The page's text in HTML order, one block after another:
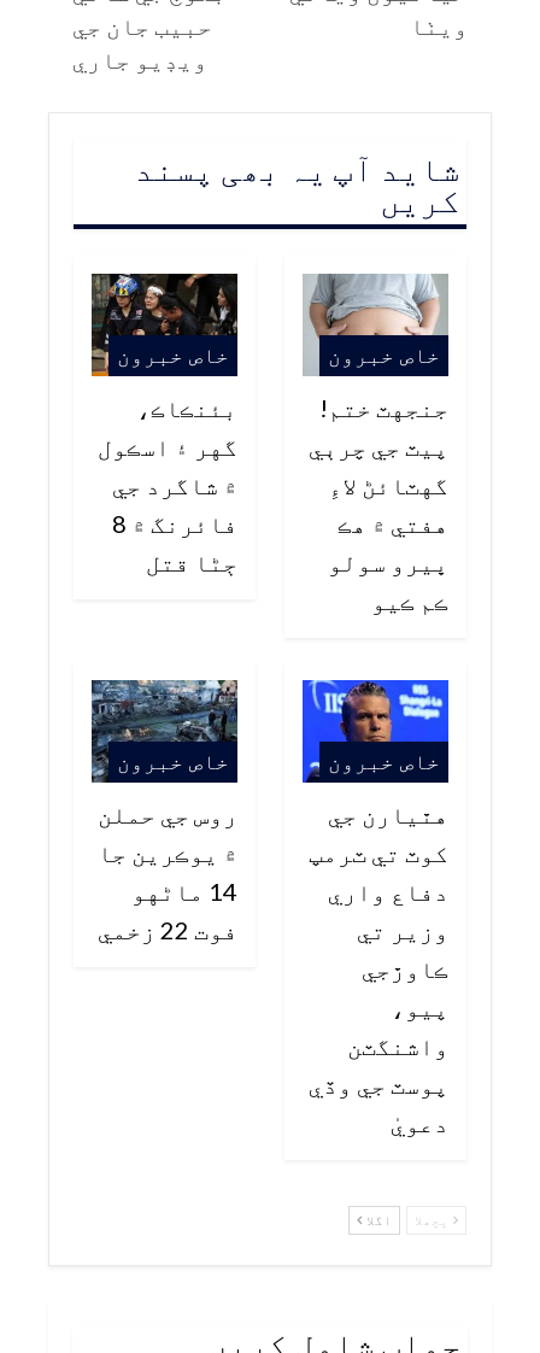
ويٺا
حبيب جان جي
ويڊيو جاري
شاید آپ یہ بھی پسند
کریں
خاص خبرون
جنجهٽ ختم!
پيٽ جي چرٻي
گهٽائڻ لاءِ
هفتي ۾ هڪ
ڀيرو سولو
ڪم ڪيو
خاص خبرون
بئنڪاڪ،
گهر ۽ اسڪول
۾ شاگرد جي
فائرنگ ۾ 8
ڄڻا قتل
خاص خبرون
هٿيارن جي
کوٽ تي ٽرمپ
دفاع واري
وزير تي
ڪاوڙجي
پيو،
واشنگٽن
پوسٽ جي وڏي
دعويٰ
خاص خبرون
روس جي حملن
۾ يوڪرين جا
14 ماڻهو
فوت 22 زخمي
پچھلا اگلا
جواب شامل کریں